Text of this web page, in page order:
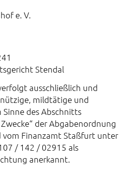
e. V.
Stendal
ausschließlich und
mildtätige und
Sinne des Abschnitts
der Abgabenordnung
vom Finanzamt Staßfurt unter
/ 142 / 02915 als
anerkannt.